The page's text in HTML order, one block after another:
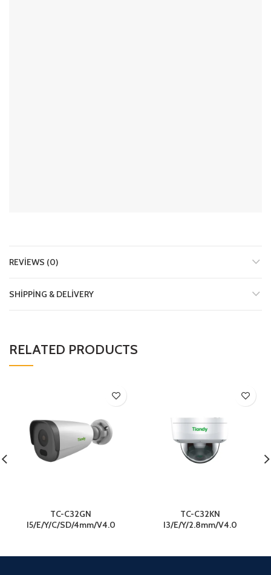
REVIEWS (0)
SHIPPING & DELIVERY
RELATED PRODUCTS
TC-C32GN
I5/E/Y/C/SD/4mm/V4.0
TC-C32KN
I3/E/Y/2.8mm/V4.0